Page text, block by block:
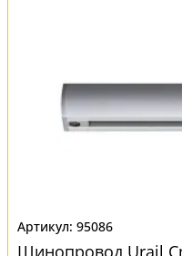
95086
Шинопровод Urail